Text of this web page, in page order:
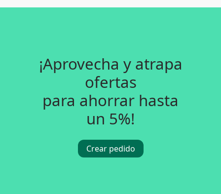
¡Aprovecha y atrapa
ofertas
para ahorrar hasta
un 5%!
Crear pedido